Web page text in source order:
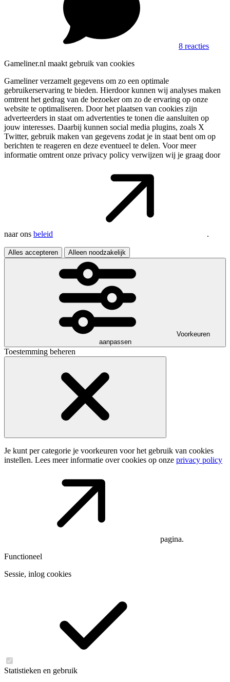
8 reacties
Gameliner.nl maakt gebruik van cookies
Gameliner verzamelt gegevens om zo een optimale
gebruikerservaring te bieden. Hierdoor kunnen wij analyses maken
omtrent het gedrag van de bezoeker om zo de ervaring op onze
website te optimaliseren. Door het plaatsen van cookies zijn
adverteerders in staat om advertenties te tonen die aansluiten op
jouw interesses. Daarbij kunnen social media plugins, zoals X
Twitter, gebruik maken van gegevens zodat je in staat bent om op
berichten te reageren en deze eventueel te delen. Voor meer
informatie omtrent onze privacy policy verwijzen wij je graag door
naar ons beleid .
Alles accepteren Alleen noodzakelijk
Voorkeuren
aanpassen
Toestemming beheren
Je kunt per categorie je voorkeuren voor het gebruik van cookies
instellen. Lees meer informatie over cookies op onze privacy policy
pagina.
Functioneel
Sessie, inlog cookies
Statistieken en gebruik